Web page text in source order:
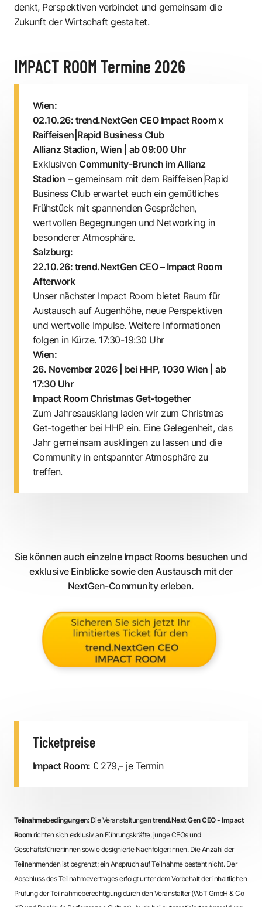
denkt, Perspektiven verbindet und gemeinsam die
Zukunft der Wirtschaft gestaltet.
IMPACT ROOM Termine 2026
Wien:
02.10.26: trend.NextGen CEO Impact Room x
Raiffeisen|Rapid Business Club
Allianz Stadion, Wien | ab 09:00 Uhr
ExklusivenCommunity-Brunch im Allianz
Stadion – gemeinsam mit dem Raiffeisen|Rapid
Business Club erwartet euch ein gemütliches
Frühstück mit spannenden Gesprächen,
wertvollen Begegnungen und Networking in
besonderer Atmosphäre.
Salzburg:
22.10.26: trend.NextGen CEO – Impact Room
Afterwork
Unser nächster Impact Room bietet Raum für
Austausch auf Augenhöhe, neue Perspektiven
und wertvolle Impulse. Weitere Informationen
folgen in Kürze. 17:30-19:30 Uhr
Wien:
26. November 2026 | bei HHP, 1030 Wien | ab
17:30 Uhr
Impact Room Christmas Get-together
Zum Jahresausklang laden wir zum Christmas
Get-together bei HHP ein. Eine Gelegenheit, das
Jahr gemeinsam ausklingen zu lassen und die
Community in entspannter Atmosphäre zu
treffen.
Sie können auch einzelne Impact Rooms besuchen und
exklusive Einblicke sowie den Austausch mit der
NextGen-Community erleben.
Ticketpreise
Impact Room: € 279,– je Termin
Teilnahmebedingungen: Die Veranstaltungen trend.Next Gen CEO - Impact
Room richten sich exklusiv an Führungskräfte, junge CEOs und
Geschäftsführer:innen sowie designierte Nachfolger:innen. Die Anzahl der
Teilnehmenden ist begrenzt; ein Anspruch auf Teilnahme besteht nicht. Der
Abschluss des Teilnahmevertrages erfolgt unter dem Vorbehalt der inhaltlichen
Prüfung der Teilnahmeberechtigung durch den Veranstalter (WoT GmbH & Co